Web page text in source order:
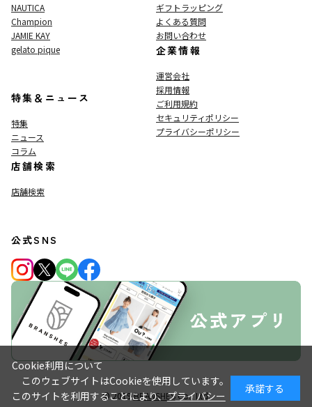
NAUTICA
Champion
JAMIE KAY
gelato pique
特集＆ニュース
特集
ニュース
コラム
店舗検索
店舗検索
ギフトラッピング
よくある質問
お問い合わせ
企業情報
運営会社
採用情報
ご利用規約
セキュリティポリシー
プライバシーポリシー
公式SNS
© 2019BRANSHESCo., Ltd.
Cookie利用について
このウェブサイトはCookieを使用しています。
このサイトを利用することにより、プライバシー
承諾する